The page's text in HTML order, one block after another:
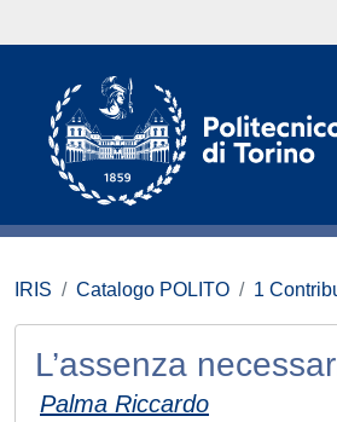
IRIS Catalogo POLITO 1
L’assenza
Palma Riccardo